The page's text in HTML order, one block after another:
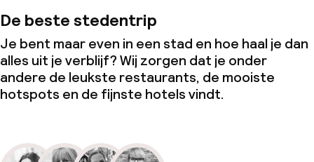
De beste stedentrip
Je bent maar even in een stad en hoe haal je dan
alles uit je verblijf? Wij zorgen dat je onder
andere de leukste restaurants, de mooiste
hotspots en de fijnste hotels vindt.